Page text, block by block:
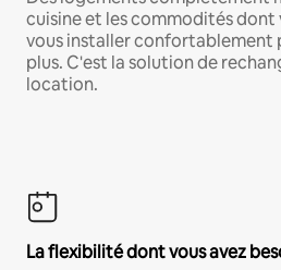
cuisine et les commodités dont
vous installer confortablement
plus. C'est la solution de
location.
La flexibilité dont vous avez